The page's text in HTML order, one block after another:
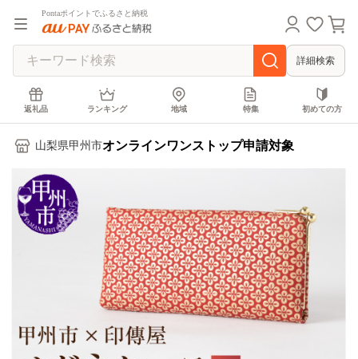
Pontaポイントでふるさと納税
詳細検索
返礼品 ランキング 地域 特集 初めての方
山梨県甲州市オンラインワンストップ申請対象